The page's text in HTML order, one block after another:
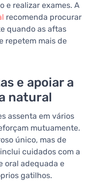
e realizar exames. A
recomenda procurar
quando as aftas
repetem mais de
e apoiar a
natural
assenta em vários
mutuamente.
único, mas de
cuidados com a
oral adequada e
gatilhos.